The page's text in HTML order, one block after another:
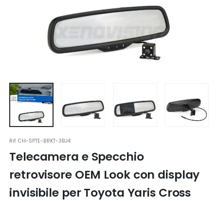
Rif.CH-SPTE-BRKT-3BJ4
Telecamera e Specchio
retrovisore OEM Look con display
invisibile per Toyota Yaris Cross